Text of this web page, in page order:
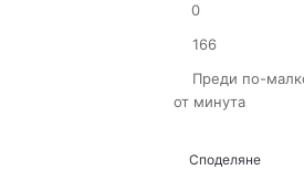
0
166
Преди по-
от минута
Споделяне